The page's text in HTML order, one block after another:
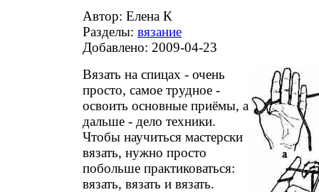
Автор: Елена К
Разделы: вязание
Добавлено: 2009-04-23
Вязать на спицах - очень
просто, самое трудное -
освоить основные приёмы, а
дальше - дело техники.
Чтобы научиться мастерски
вязать, нужно просто
побольше практиковаться:
вязать, вязать и вязать.